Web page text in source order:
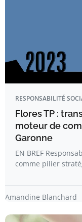
RESPONSABILITÉ
Flores TP :
moteur de
Garonne
EN BREF
comme pilier
Amandine Blanchard